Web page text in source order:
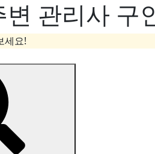
관리사 구
세요!